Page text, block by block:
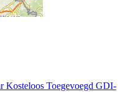
Kosteloos Toegevoegd GDI-